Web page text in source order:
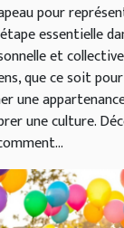
pour
essentielle
et
que ce soit
une
une culture.